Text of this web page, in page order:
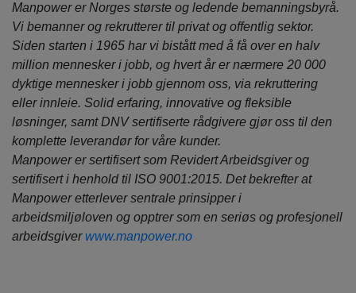
Manpower er Norges største og ledende bemanningsbyrå.
Vi bemanner og rekrutterer til privat og offentlig sektor.
Siden starten i 1965 har vi bistått med å få over en halv
million mennesker i jobb, og hvert år er nærmere 20 000
dyktige mennesker i jobb gjennom oss, via rekruttering
eller innleie. Solid erfaring, innovative og fleksible
løsninger, samt DNV sertifiserte rådgivere gjør oss til den
komplette leverandør for våre kunder.
Manpower er sertifisert som Revidert Arbeidsgiver og
sertifisert i henhold til ISO 9001:2015. Det bekrefter at
Manpower etterlever sentrale prinsipper i
arbeidsmiljøloven og opptrer som en seriøs og profesjonell
arbeidsgiver www.manpower.no